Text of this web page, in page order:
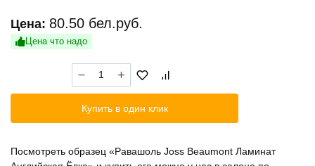
Цена: 80.50 бел.руб.
Цена что надо
Количество
товара
Joss
Английская
Купить в один клик
Посмотреть образец «Равашоль Joss Beaumont Ламинат